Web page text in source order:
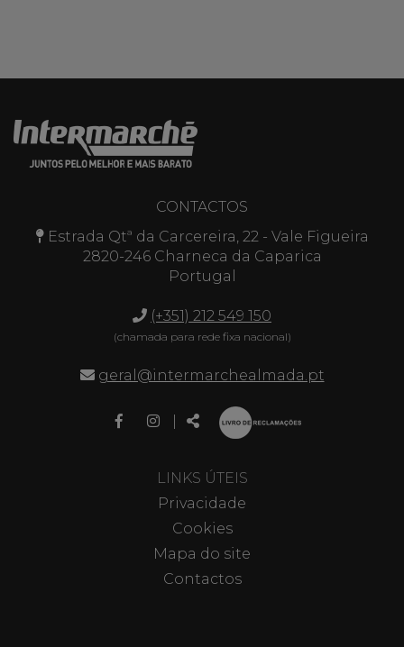
CONTACTOS
Estrada Qtª da Carcereira, 22 - Vale Figueira
2820-246 Charneca da Caparica
Portugal
(+351) 212 549 150
(chamada para rede fixa nacional)
geral@intermarchealmada.pt
Link
página
Facebook
Link
para
página
de
Instagram
Partilhar
LINKS ÚTEIS
Privacidade
Cookies
Mapa do site
Contactos